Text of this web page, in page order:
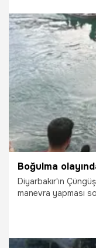
20.05.2026 Vatan
Diyarbakır'ın
manevra yapması